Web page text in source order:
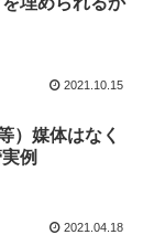
2021.10.15
）媒体はなく
例
2021.04.18